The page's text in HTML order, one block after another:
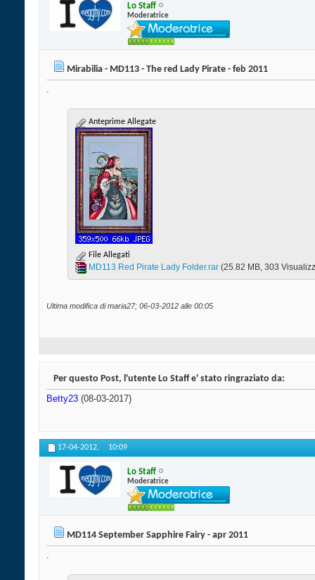
Lo Staff
Moderatrice
Mirabilia - MD113 - The red Lady Pirate - feb 2011
.
Anteprime Allegate
File Allegati
MD113 Red Pirate Lady Folder.rar‎ (25.82 MB, 303
Ultima modifica di maria27; 06-03-2012 alle 00:05
Per questo Post, l'utente Lo Staff e' stato ringraziato da:
Betty23 (08-03-2017)
17-04-2012, 10:09
Lo Staff
Moderatrice
MD114 September Sapphire Fairy - apr 2011
.